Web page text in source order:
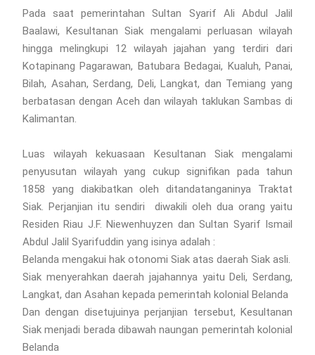
Pada saat pemerintahan Sultan Syarif Ali Abdul Jalil
Baalawi, Kesultanan Siak mengalami perluasan wilayah
hingga melingkupi 12 wilayah jajahan yang terdiri dari
Kotapinang Pagarawan, Batubara Bedagai, Kualuh, Panai,
Bilah, Asahan, Serdang, Deli, Langkat, dan Temiang yang
berbatasan dengan Aceh dan wilayah taklukan Sambas di
Kalimantan.
Luas wilayah kekuasaan Kesultanan Siak mengalami
penyusutan wilayah yang cukup signifikan pada tahun
1858 yang diakibatkan oleh ditandatanganinya Traktat
Siak. Perjanjian itu sendiri diwakili oleh dua orang yaitu
Residen Riau J.F. Niewenhuyzen dan Sultan Syarif Ismail
Abdul Jalil Syarifuddin yang isinya adalah :
Belanda mengakui hak otonomi Siak atas daerah Siak asli.
Siak menyerahkan daerah jajahannya yaitu Deli, Serdang,
Langkat, dan Asahan kepada pemerintah kolonial Belanda
Dan dengan disetujuinya perjanjian tersebut, Kesultanan
Siak menjadi berada dibawah naungan pemerintah kolonial
Belanda